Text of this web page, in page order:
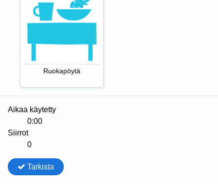
Ruokapöytä
Aikaa käytetty
0:00
Siirrot
0
Tarkista